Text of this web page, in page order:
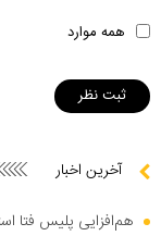
همه موارد
آخرین اخبار
هم‌افزایی پلیس فتا